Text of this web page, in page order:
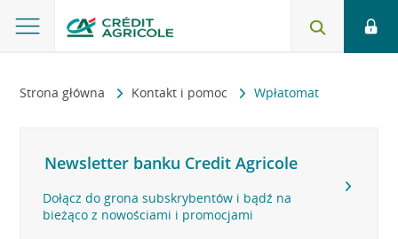
Strona główna Kontakt i pomoc Wpłatomat
Newsletter banku Credit Agricole
Dołącz do grona subskrybentów i bądź na
bieżąco z nowościami i promocjami